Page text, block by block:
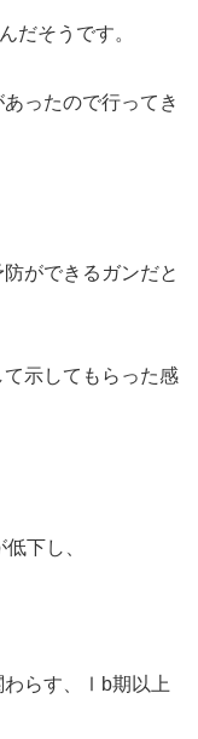
だそうです。
ったので行ってき
ができるガンだと
示してもらった感
下し、
わらす、Ⅰb期以上